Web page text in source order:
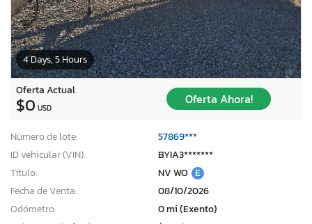
4 Days, 5 Hours
Oferta Actual
$0 USD
Oferta Ahora!
Número de lote:
57869***
ID vehicular (VIN):
BYIA3*******
Título:
NV WO E
Fecha de Venta:
08/10/2026
Odómetro:
0 mi (Exento)